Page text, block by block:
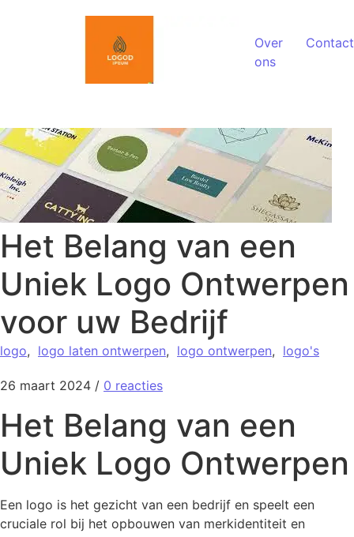
Over
ons
Contact
Het Belang van een
Uniek Logo Ontwerpen
voor uw Bedrijf
logo, logo laten ontwerpen, logo ontwerpen, logo's
26 maart 2024 / 0 reacties
Het Belang van een
Uniek Logo Ontwerpen
Een logo is het gezicht van een bedrijf en speelt een
cruciale rol bij het opbouwen van merkidentiteit en